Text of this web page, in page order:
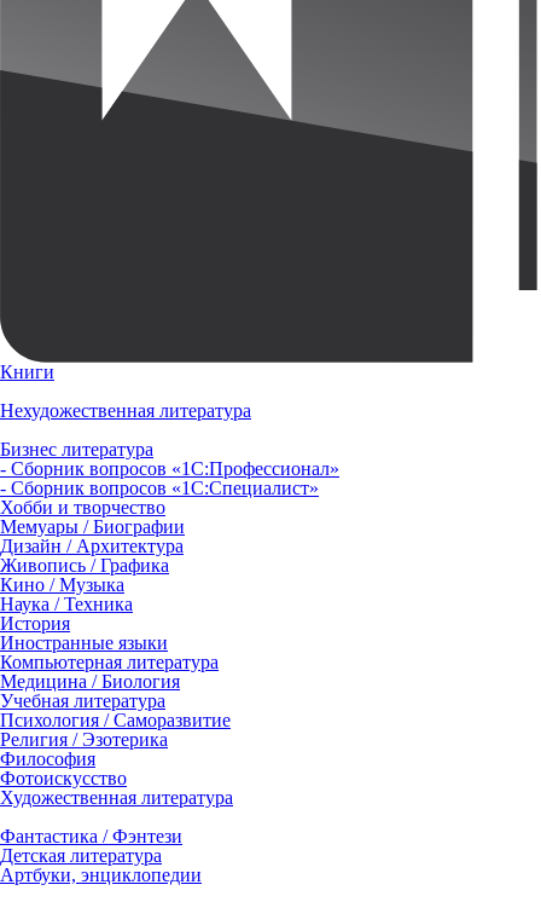
Книги
Нехудожественная литература
Бизнес литература
- Сборник вопросов «1С:Профессионал»
- Сборник вопросов «1С:Специалист»
Хобби и творчество
Мемуары / Биографии
Дизайн / Архитектура
Живопись / Графика
Кино / Музыка
Наука / Техника
История
Иностранные языки
Компьютерная литература
Медицина / Биология
Учебная литература
Психология / Саморазвитие
Религия / Эзотерика
Философия
Фотоискусство
Художественная литература
Фантастика / Фэнтези
Детская литература
Артбуки, энциклопедии